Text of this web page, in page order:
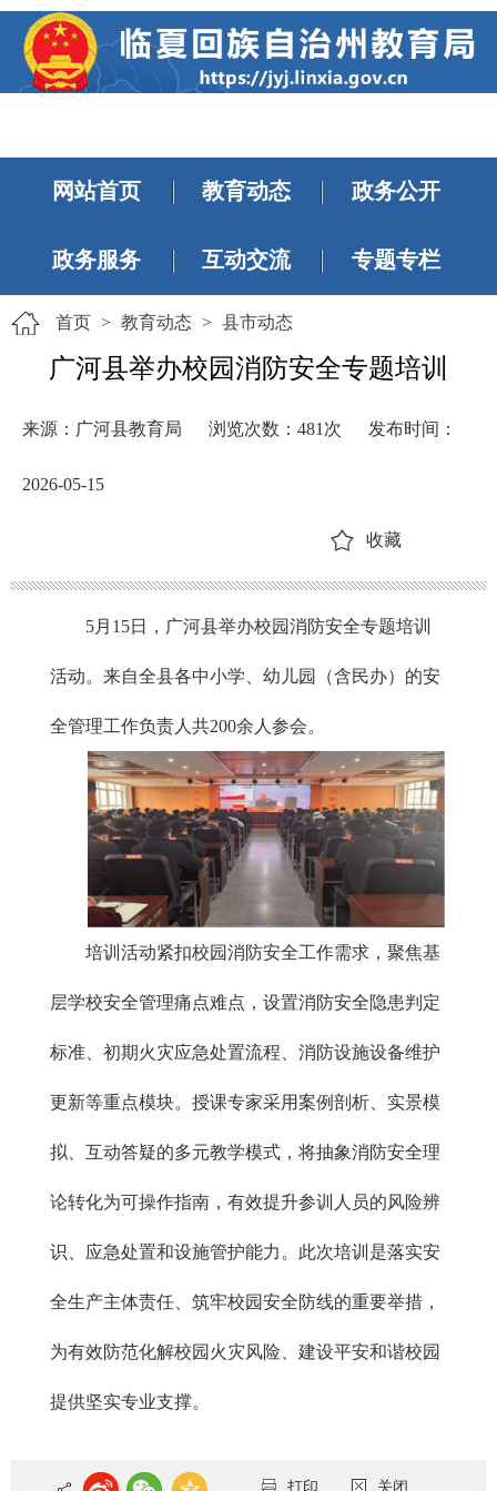
网站首页 教育动态 政务公开
政务服务 互动交流 专题专栏
首页 > 教育动态 > 县市动态
广河县举办校园消防安全专题培训
来源：广河县教育局 浏览次数： 481 次 发布时间：
2026-05-15
收藏
5月15日，广河县举办校园消防安全专题培训
活动。来自全县各中小学、幼儿园（含民办）的安
全管理工作负责人共200余人参会。
培训活动紧扣校园消防安全工作需求，聚焦基
层学校安全管理痛点难点，设置消防安全隐患判定
标准、初期火灾应急处置流程、消防设施设备维护
更新等重点模块。授课专家采用案例剖析、实景模
拟、互动答疑的多元教学模式，将抽象消防安全理
论转化为可操作指南，有效提升参训人员的风险辨
识、应急处置和设施管护能力。此次培训是落实安
全生产主体责任、筑牢校园安全防线的重要举措，
为有效防范化解校园火灾风险、建设平安和谐校园
提供坚实专业支撑。
关闭
打印